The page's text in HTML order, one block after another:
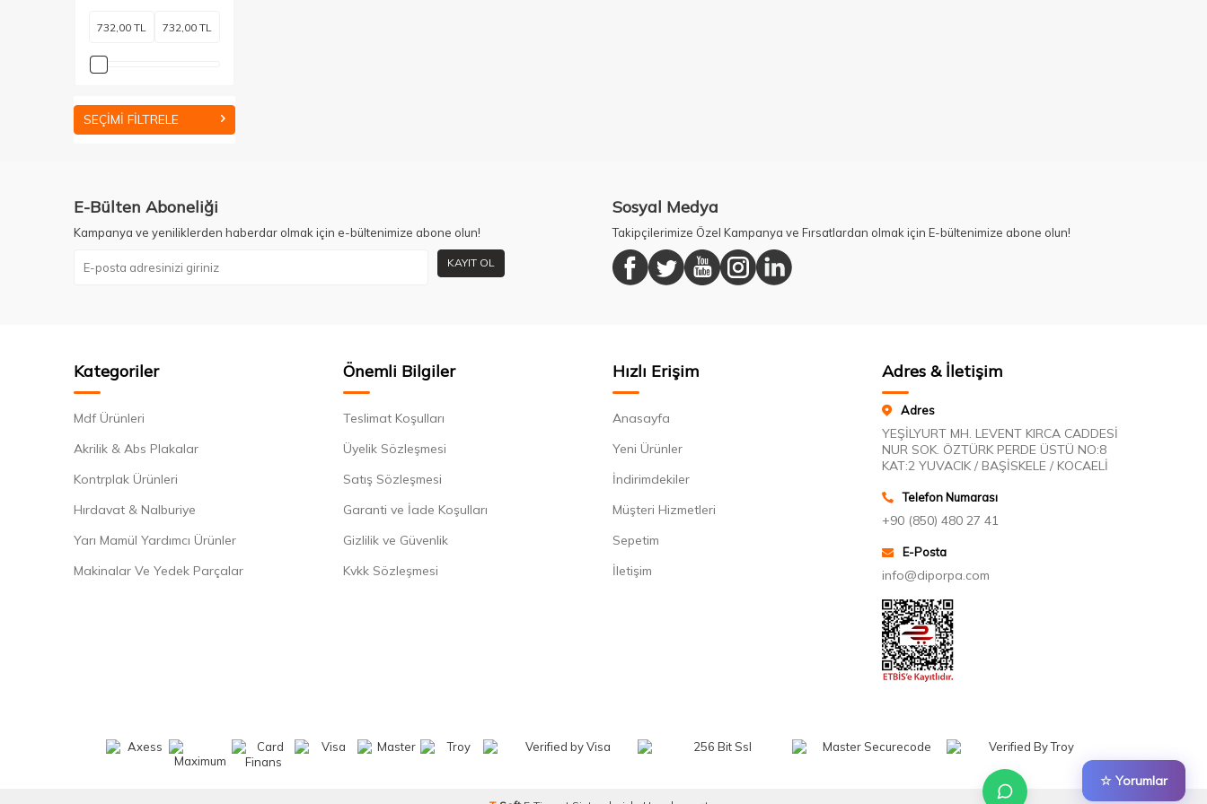
☆ Yorumlar
SEÇIMI FILTRELE
E-Bülten Aboneliği
Kampanya ve yeniliklerden haberdar olmak için e-bültenimize abone olun!
KAYIT OL
Sosyal Medya
Takipçilerimize Özel Kampanya ve Fırsatlardan olmak için E-bültenimize abone olun!
Kategoriler
Mdf Ürünleri
Akrilik & Abs Plakalar
Kontrplak Ürünleri
Hırdavat & Nalburiye
Yarı Mamül Yardımcı Ürünler
Makinalar Ve Yedek Parçalar
Önemli Bilgiler
Teslimat Koşulları
Üyelik Sözleşmesi
Satış Sözleşmesi
Garanti ve İade Koşulları
Gizlilik ve Güvenlik
Kvkk Sözleşmesi
Hızlı Erişim
Anasayfa
Yeni Ürünler
İndirimdekiler
Müşteri Hizmetleri
Sepetim
İletişim
Adres & İletişim
Adres
YEŞİLYURT MH. LEVENT KIRCA CADDESİ
NUR SOK. ÖZTÜRK PERDE ÜSTÜ NO:8
KAT:2 YUVACIK / BAŞİSKELE / KOCAELİ
Telefon Numarası
+90 (850) 480 27 41
E-Posta
info@diporpa.com